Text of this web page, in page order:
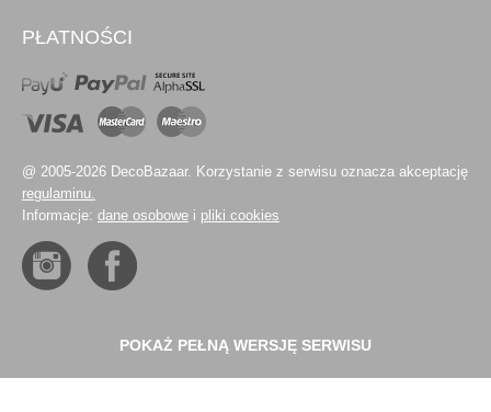
PŁATNOŚCI
@ 2005-2026 DecoBazaar. Korzystanie z serwisu oznacza akceptację
regulaminu.
Informacje: dane osobowe i pliki cookies
POKAŻ PEŁNĄ WERSJĘ SERWISU